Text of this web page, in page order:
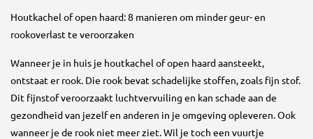
Houtkachel of open haard: 8 manieren om minder geur- en
rookoverlast te veroorzaken
Wanneer je in huis je houtkachel of open haard aansteekt,
ontstaat er rook. Die rook bevat schadelijke stoffen, zoals fijn stof.
Dit fijnstof veroorzaakt luchtvervuiling en kan schade aan de
gezondheid van jezelf en anderen in je omgeving opleveren. Ook
wanneer je de rook niet meer ziet. Wil je toch een vuurtje